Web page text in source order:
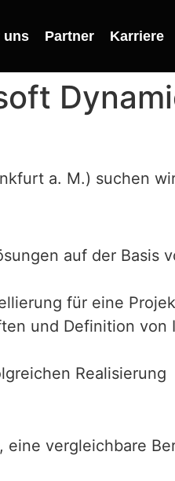
uns Partner Karriere
a. M.) suchen
auf der Basis
für eine
und Definition
Realisierung
vergleichbare